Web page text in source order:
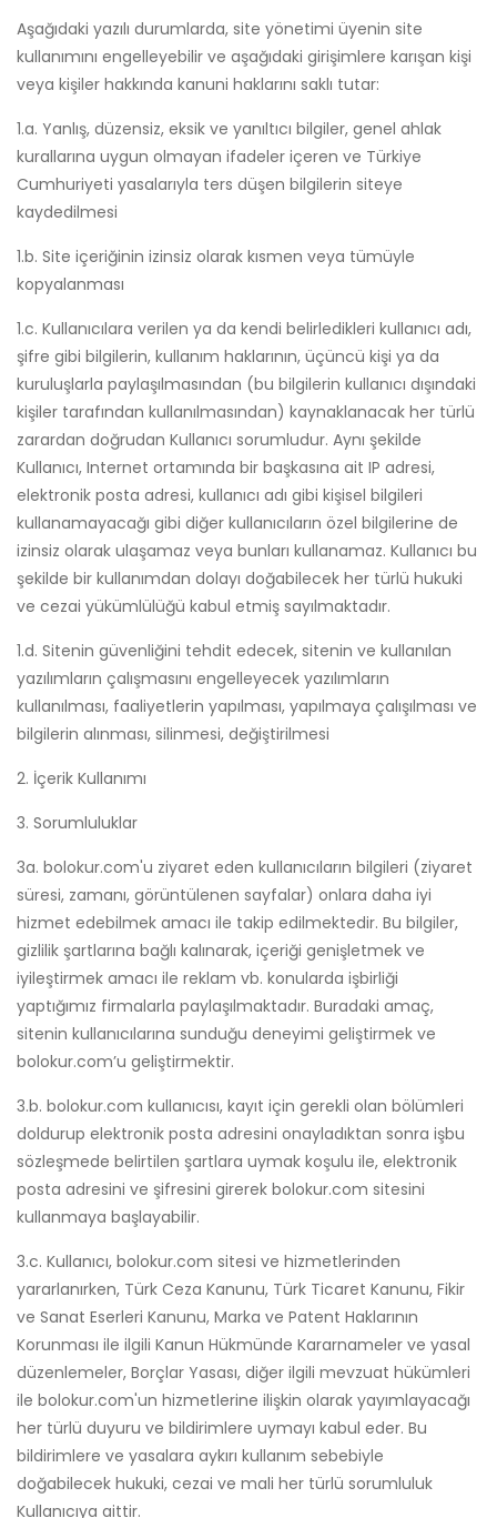
Aşağıdaki yazılı durumlarda, site yönetimi üyenin site
kullanımını engelleyebilir ve aşağıdaki girişimlere karışan kişi
veya kişiler hakkında kanuni haklarını saklı tutar:
1.a. Yanlış, düzensiz, eksik ve yanıltıcı bilgiler, genel ahlak
kurallarına uygun olmayan ifadeler içeren ve Türkiye
Cumhuriyeti yasalarıyla ters düşen bilgilerin siteye
kaydedilmesi
1.b. Site içeriğinin izinsiz olarak kısmen veya tümüyle
kopyalanması
1.c. Kullanıcılara verilen ya da kendi belirledikleri kullanıcı adı,
şifre gibi bilgilerin, kullanım haklarının, üçüncü kişi ya da
kuruluşlarla paylaşılmasından (bu bilgilerin kullanıcı dışındaki
kişiler tarafından kullanılmasından) kaynaklanacak her türlü
zarardan doğrudan Kullanıcı sorumludur. Aynı şekilde
Kullanıcı, Internet ortamında bir başkasına ait IP adresi,
elektronik posta adresi, kullanıcı adı gibi kişisel bilgileri
kullanamayacağı gibi diğer kullanıcıların özel bilgilerine de
izinsiz olarak ulaşamaz veya bunları kullanamaz. Kullanıcı bu
şekilde bir kullanımdan dolayı doğabilecek her türlü hukuki
ve cezai yükümlülüğü kabul etmiş sayılmaktadır.
1.d. Sitenin güvenliğini tehdit edecek, sitenin ve kullanılan
yazılımların çalışmasını engelleyecek yazılımların
kullanılması, faaliyetlerin yapılması, yapılmaya çalışılması ve
bilgilerin alınması, silinmesi, değiştirilmesi
2. İçerik Kullanımı
3. Sorumluluklar
3a. bolokur.com'u ziyaret eden kullanıcıların bilgileri (ziyaret
süresi, zamanı, görüntülenen sayfalar) onlara daha iyi
hizmet edebilmek amacı ile takip edilmektedir. Bu bilgiler,
gizlilik şartlarına bağlı kalınarak, içeriği genişletmek ve
iyileştirmek amacı ile reklam vb. konularda işbirliği
yaptığımız firmalarla paylaşılmaktadır. Buradaki amaç,
sitenin kullanıcılarına sunduğu deneyimi geliştirmek ve
bolokur.com’u geliştirmektir.
3.b. bolokur.com kullanıcısı, kayıt için gerekli olan bölümleri
doldurup elektronik posta adresini onayladıktan sonra işbu
sözleşmede belirtilen şartlara uymak koşulu ile, elektronik
posta adresini ve şifresini girerek bolokur.com sitesini
kullanmaya başlayabilir.
3.c. Kullanıcı, bolokur.com sitesi ve hizmetlerinden
yararlanırken, Türk Ceza Kanunu, Türk Ticaret Kanunu, Fikir
ve Sanat Eserleri Kanunu, Marka ve Patent Haklarının
Korunması ile ilgili Kanun Hükmünde Kararnameler ve yasal
düzenlemeler, Borçlar Yasası, diğer ilgili mevzuat hükümleri
ile bolokur.com'un hizmetlerine ilişkin olarak yayımlayacağı
her türlü duyuru ve bildirimlere uymayı kabul eder. Bu
bildirimlere ve yasalara aykırı kullanım sebebiyle
doğabilecek hukuki, cezai ve mali her türlü sorumluluk
Kullanıcıya aittir.